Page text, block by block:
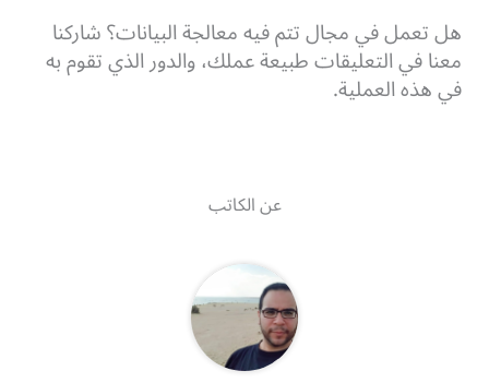
هل تعمل في مجال تتم فيه معالجة البيانات؟ شاركنا
معنا في التعليقات طبيعة عملك، والدور الذي تقوم به
في هذه العملية.
عن الكاتب